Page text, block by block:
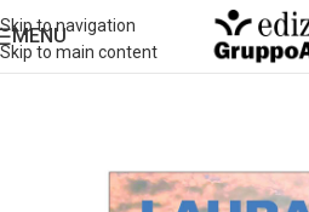
Skip to navigation
Skip to main content
MENU